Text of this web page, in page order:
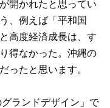
開かれたと思ってい
、例えば「平和国
高度経済成長は、す
得なかった。沖縄の
ったと思います。
ランドデザイン」で